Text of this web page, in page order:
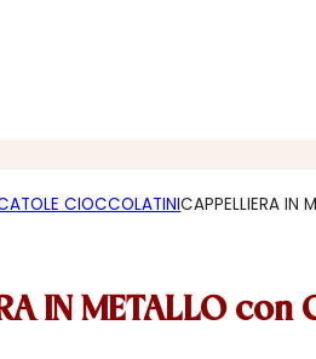
CIOCCOLATINICAPPELLIERA
IN METALLO con